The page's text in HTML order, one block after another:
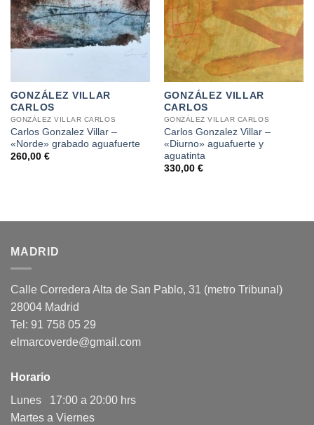
GONZÁLEZ VILLAR
CARLOS
GONZÁLEZ VILLAR CARLOS
Carlos Gonzalez Villar –
«Norde» grabado aguafuerte
260,00 €
GONZÁLEZ VILLAR
CARLOS
GONZÁLEZ VILLAR CARLOS
Carlos Gonzalez Villar –
«Diurno» aguafuerte y
aguatinta
330,00 €
MADRID
Calle Corredera Alta de San Pablo, 31 (metro Tribunal)
28004 Madrid
Tel: 91 758 05 29
elmarcoverde@gmail.com
Horario
Lunes 17:00 a 20:00 hrs
Martes a Viernes